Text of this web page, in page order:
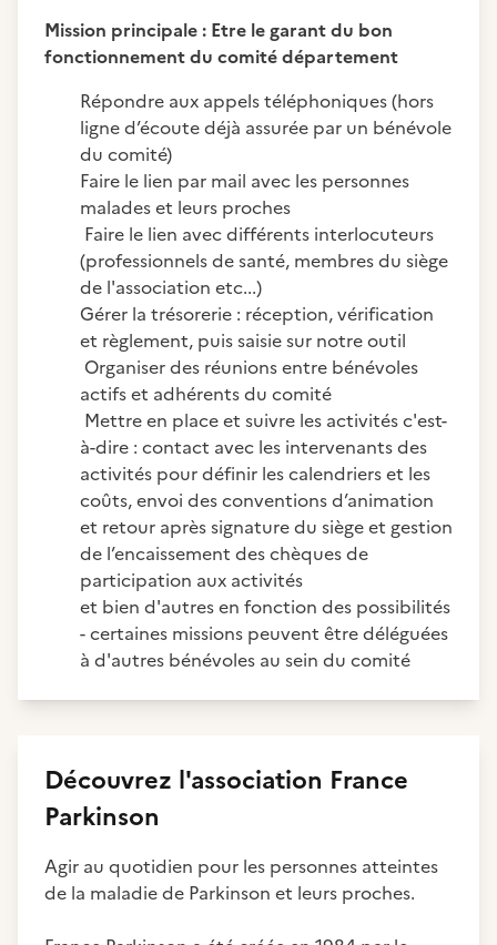
Mission principale : Etre le garant du bon
fonctionnement du comité département
Répondre aux appels téléphoniques (hors
ligne d’écoute déjà assurée par un bénévole
du comité)
Faire le lien par mail avec les personnes
malades et leurs proches
Faire le lien avec différents interlocuteurs
(professionnels de santé, membres du siège
de l'association etc...)
Gérer la trésorerie : réception, vérification
et règlement, puis saisie sur notre outil
Organiser des réunions entre bénévoles
actifs et adhérents du comité
Mettre en place et suivre les activités c'est-
à-dire : contact avec les intervenants des
activités pour définir les calendriers et les
coûts, envoi des conventions d’animation
et retour après signature du siège et gestion
de l’encaissement des chèques de
participation aux activités
et bien d'autres en fonction des possibilités
- certaines missions peuvent être déléguées
à d'autres bénévoles au sein du comité
Découvrez l'association France
Parkinson
Agir au quotidien pour les personnes atteintes
de la maladie de Parkinson et leurs proches.